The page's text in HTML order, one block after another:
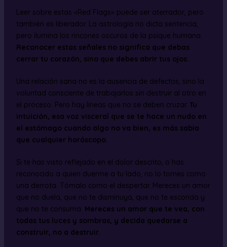
Leer sobre estas «Red Flags» puede ser aterrador, pero
también es liberador. La astrología no dicta sentencia,
pero ilumina los rincones oscuros de la psique humana.
Reconocer estas señales no significa que debas
cerrar tu corazón, sino que debes abrir tus ojos.
Una relación sana no es la ausencia de defectos, sino la
voluntad consciente de trabajarlos sin destruir al otro en
el proceso. Pero hay líneas que no se deben cruzar. Tu
intuición, esa voz visceral que se te hace un nudo en
el estómago cuando algo no va bien, es más sabia
que cualquier horóscopo.
Si te has visto reflejado en el dolor descrito, o has
reconocido a quien duerme a tu lado, no lo tomes como
una derrota. Tómalo como el despertar. Mereces un amor
que no duela, que no te disminuya, que no te esconda y
que no te consuma. Mereces un amor que te vea, con
todas tus luces y sombras, y decida quedarse a
construir, no a destruir.